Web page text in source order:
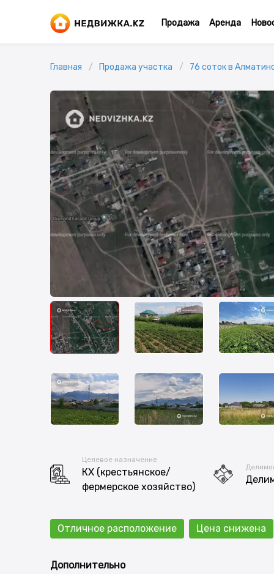
Продажа Аренда
Главная Продажа участка 76 соток в
Целевое назначение
КХ (крестьянское/
фермерское хозяйство)
Отличное расположение Цена снижена
Дополнительно